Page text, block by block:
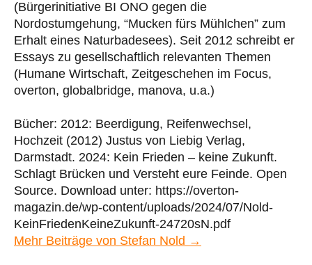
(Bürgerinitiative BI ONO gegen die
Nordostumgehung, “Mucken fürs Mühlchen” zum
Erhalt eines Naturbadesees). Seit 2012 schreibt er
Essays zu gesellschaftlich relevanten Themen
(Humane Wirtschaft, Zeitgeschehen im Focus,
overton, globalbridge, manova, u.a.)
Bücher: 2012: Beerdigung, Reifenwechsel,
Hochzeit (2012) Justus von Liebig Verlag,
Darmstadt. 2024: Kein Frieden – keine Zukunft.
Schlagt Brücken und Versteht eure Feinde. Open
Source. Download unter: https://overton-
magazin.de/wp-content/uploads/2024/07/Nold-
KeinFriedenKeineZukunft-24720sN.pdf
Mehr Beiträge von Stefan Nold →